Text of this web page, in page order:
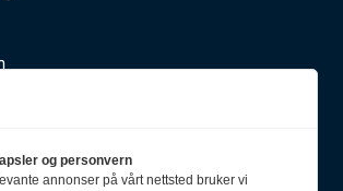
og personvern
annonser på vårt nettsted bruker vi